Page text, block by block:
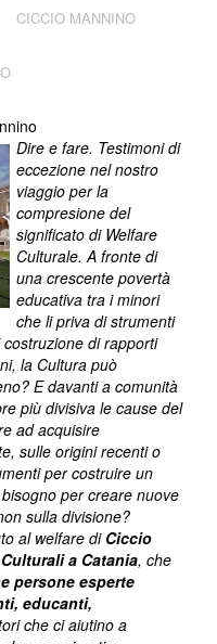
CICCIO MANNINO
Dire e fare. Testimoni di
eccezione nel nostro
viaggio per la
compresione del
significato di Welfare
Culturale. A fronte di
una crescente povertà
educativa tra i minori
che li priva di strumenti
di rapporti
la Cultura può
E davanti a comunità
più divisiva le cause del
ad acquisire
sulle origini recenti o
per costruire un
per creare nuove
sulla divisione?
al welfare diCiccio
a Catania, che
persone esperte
educanti,
che ci aiutino a